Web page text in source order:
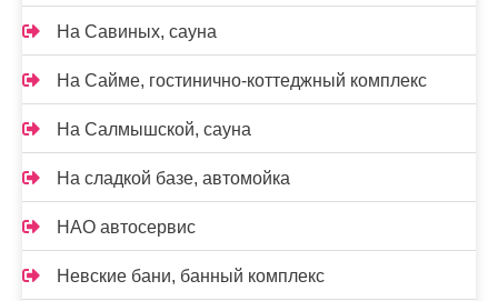
На Савиных, сауна
На Сайме, гостинично-коттеджный комплекс
На Салмышской, сауна
На сладкой базе, автомойка
НАО автосервис
Невские бани, банный комплекс